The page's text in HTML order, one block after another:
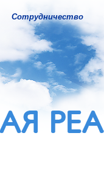
Сотрудничество